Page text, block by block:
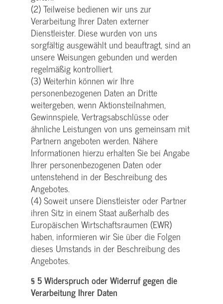
(2) Teilweise bedienen wir uns zur
Verarbeitung Ihrer Daten externer
Dienstleister. Diese wurden von uns
sorgfältig ausgewählt und beauftragt, sind an
unsere Weisungen gebunden und werden
regelmäßig kontrolliert.
(3) Weiterhin können wir Ihre
personenbezogenen Daten an Dritte
weitergeben, wenn Aktionsteilnahmen,
Gewinnspiele, Vertragsabschlüsse oder
ähnliche Leistungen von uns gemeinsam mit
Partnern angeboten werden. Nähere
Informationen hierzu erhalten Sie bei Angabe
Ihrer personenbezogenen Daten oder
untenstehend in der Beschreibung des
Angebotes.
(4) Soweit unsere Dienstleister oder Partner
ihren Sitz in einem Staat außerhalb des
Europäischen Wirtschaftsraumen (EWR)
haben, informieren wir Sie über die Folgen
dieses Umstands in der Beschreibung des
Angebotes.
§ 5 Widerspruch oder Widerruf gegen die
Verarbeitung Ihrer Daten